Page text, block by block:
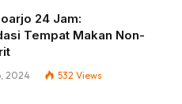
24 Jam:
Tempat Makan Non-
2024 532 Views